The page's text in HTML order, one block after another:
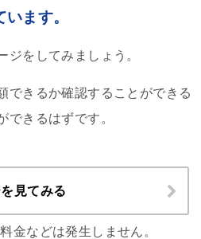
ます。
ジをしてみましょう。
できるか確認することができる
できるはずです。
見てみる
金などは発生しません。